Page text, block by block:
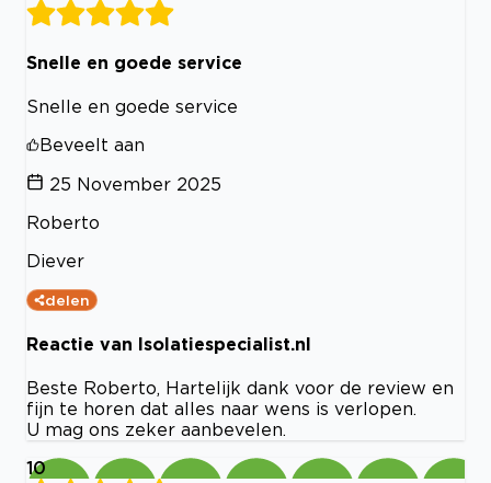
Snelle en goede service
Snelle en goede service
Beveelt aan
25 November 2025
Roberto
Diever
delen
Reactie van Isolatiespecialist.nl
Beste Roberto, Hartelijk dank voor de review en
fijn te horen dat alles naar wens is verlopen.
U mag ons zeker aanbevelen.
10